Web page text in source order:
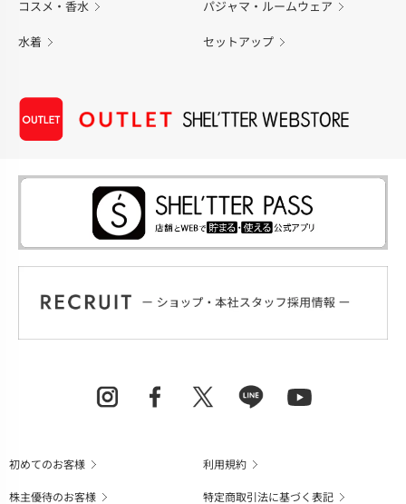
コスメ・香水 パジャマ・ルームウェア
水着 セットアップ
初めてのお客様
利用規約
株主優待のお客様
特定商取引法に基づく表記